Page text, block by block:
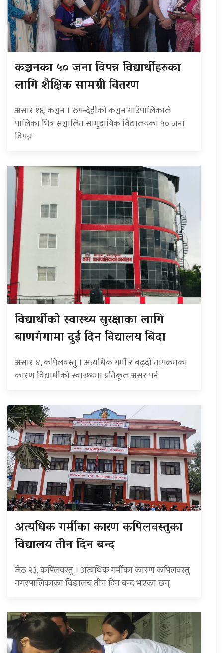
कञ्चनका ५० जना विपन्न विद्यार्थीहरुका
लागि शैक्षिक सामग्री वितरण
असार १६, कञ्चन । रुपन्देहीको कञ्चन गाउँपालिकाले
पालिका भित्र सञ्चालित सामुदायिक विद्यालयका ५० जना
विपन्न
विद्यार्थीको स्वास्थ्य सुरक्षाका लागि
बाणगंगामा दुई दिन विद्यालय बिदा
असार ४, कपिलवस्तु । अत्यधिक गर्मी र बढ्दो तापक्रमका
कारण विद्यार्थीको स्वास्थ्यमा प्रतिकूल असर पर्न
अत्यधिक गर्मीका कारण कपिलवस्तुका
विद्यालय तीन दिन बन्द
जेठ २३, कपिलवस्तु । अत्यधिक गर्मीका कारण कपिलवस्तु
नगरपालिकाका विद्यालय तीन दिन बन्द भएका छन्